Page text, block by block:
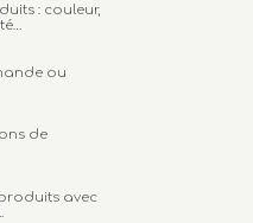
: couleur,
ou
de
avec